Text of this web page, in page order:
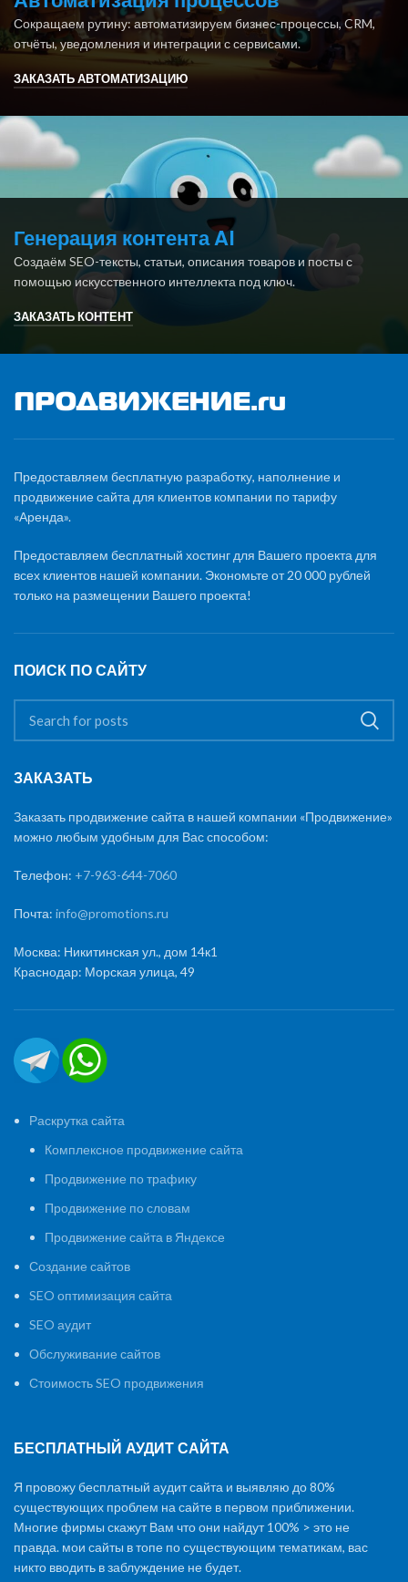
Сокращаем рутину: автоматизируем бизнес-процессы, CRM,
отчёты, уведомления и интеграции с сервисами.
ЗАКАЗАТЬ АВТОМАТИЗАЦИЮ
Генерация контента AI
Создаём SEO-тексты, статьи, описания товаров и посты с
помощью искусственного интеллекта под ключ.
ЗАКАЗАТЬ КОНТЕНТ
Предоставляем бесплатную разработку, наполнение и
продвижение сайта для клиентов компании по тарифу
«Аренда».
Предоставляем бесплатный хостинг для Вашего проекта для
всех клиентов нашей компании. Экономьте от 20 000 рублей
только на размещении Вашего проекта!
ПОИСК ПО САЙТУ
ЗАКАЗАТЬ
Заказать продвижение сайта в нашей компании «Продвижение»
можно любым удобным для Вас способом:
Телефон: +7-963-644-7060
Почта: info@promotions.ru
Москва: Никитинская ул., дом 14к1
Краснодар: Морская улица, 49
Раскрутка сайта
Комплексное продвижение сайта
Продвижение по трафику
Продвижение по словам
Продвижение сайта в Яндексе
Создание сайтов
SEO оптимизация сайта
SEO аудит
Обслуживание сайтов
Стоимость SEO продвижения
БЕСПЛАТНЫЙ АУДИТ САЙТА
Я провожу бесплатный аудит сайта и выявляю до 80%
существующих проблем на сайте в первом приближении.
Многие фирмы скажут Вам что они найдут 100% > это не
правда. мои сайты в топе по существующим тематикам, вас
никто вводить в заблуждение не будет.